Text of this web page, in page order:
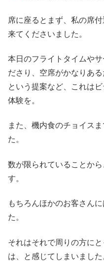
席に座るとまず、私の席
来てくださいました。
本日のフライトタイムや
ださり、空席がかなりあ
という提案など、これは
体験を。
また、機内食のチョイス
た。
数が限られていることか
す。
もちろんほかのお客さん
た。
それはそれで周りの方に
は、と感じてしまいました